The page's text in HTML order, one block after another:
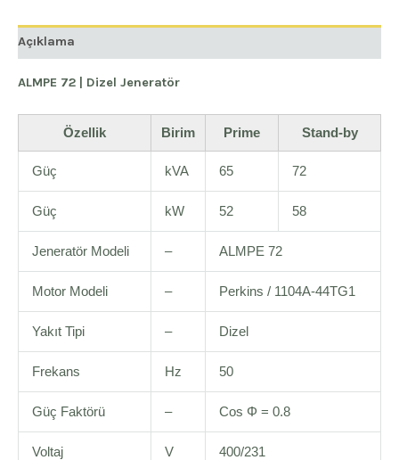
Açıklama
ALMPE 72 | Dizel Jeneratör
Özellik Birim Prime Stand-by
Güç kVA 65 72
Güç kW 52 58
Jeneratör Modeli – ALMPE 72
Motor Modeli – Perkins / 1104A-44TG1
Yakıt Tipi – Dizel
Frekans Hz 50
Güç Faktörü – Cos Φ = 0.8
Voltaj V 400/231